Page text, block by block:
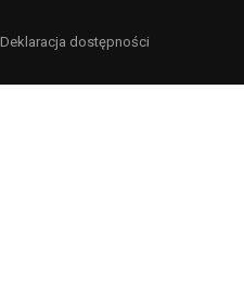
Deklaracja dostępności